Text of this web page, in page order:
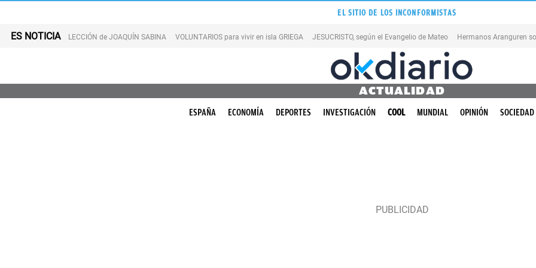
EL SITIO DE LOS INCONFORMISTAS
ES NOTICIA LECCIÓN de JOAQUÍN SABINA VOLUNTARIOS para vivir en isla GRIEGA JESUCRISTO, según el Evangelio de Mateo Hermanos Aranguren
ACTUALIDAD
ESPAÑA ECONOMÍA DEPORTES INVESTIGACIÓN COOL MUNDIAL OPINIÓN SOCIEDAD